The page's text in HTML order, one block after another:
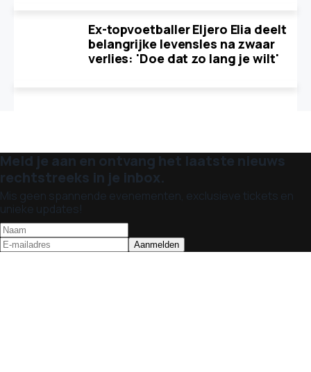
Ex-topvoetballer Eljero Elia deelt
belangrijke levensles na zwaar
verlies: 'Doe dat zo lang je wilt'
Meld je aan en ontvang het laatste nieuws
rechtstreeks in je inbox.
Mis geen spannende evenementen, exclusieve tickets en
unieke updates!